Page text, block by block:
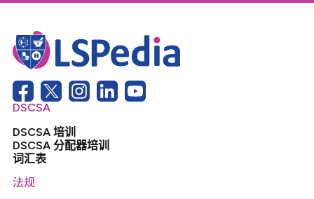
DSCSA
DSCSA 培训
DSCSA 分配器培训
词汇表
法规